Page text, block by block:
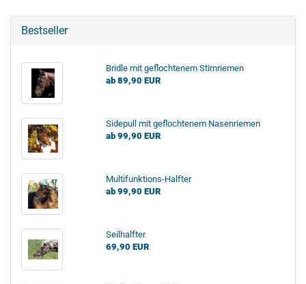
Bestseller
Bridle mit geflochtenem Stirnriemen
ab 89,90 EUR
Sidepull mit geflochtenem Nasenriemen
ab 99,90 EUR
Multifunktions-Halfter
ab 99,90 EUR
Seilhalfter
69,90 EUR